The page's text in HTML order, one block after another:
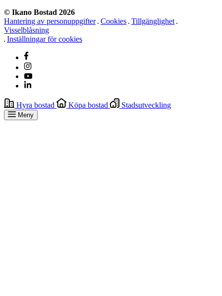
© Ikano Bostad 2026
Hantering av personuppgifter Cookies Tillgänglighet
Visselblåsning
Inställningar för cookies
Hyra bostad Köpa bostad Stadsutveckling
Meny